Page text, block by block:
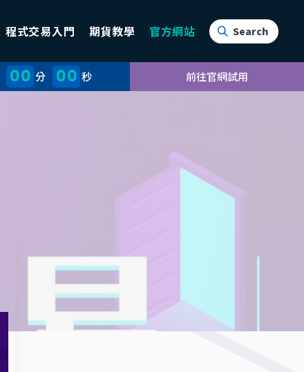
程式交易入門 期貨教學 官方網站
前往官網試用
00 分 00 秒